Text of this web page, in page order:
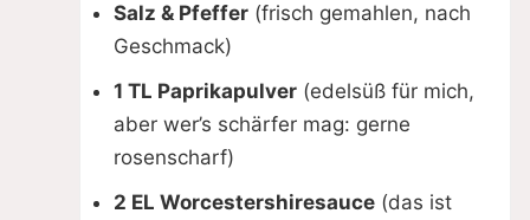
Salz & Pfeffer (frisch gemahlen, nach
Geschmack)
1 TL Paprikapulver (edelsüß für mich,
aber wer’s schärfer mag: gerne
rosenscharf)
2 EL Worcestershiresauce (das ist